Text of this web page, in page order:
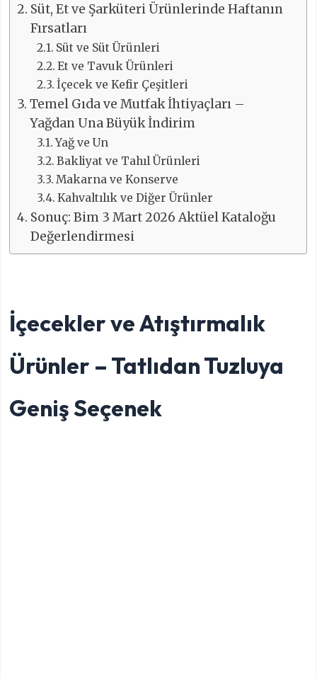
Süt, Et ve Şarküteri Ürünlerinde Haftanın
Fırsatları
Süt ve Süt Ürünleri
Et ve Tavuk Ürünleri
İçecek ve Kefir Çeşitleri
Temel Gıda ve Mutfak İhtiyaçları –
Yağdan Una Büyük İndirim
Yağ ve Un
Bakliyat ve Tahıl Ürünleri
Makarna ve Konserve
Kahvaltılık ve Diğer Ürünler
Sonuç: Bim 3 Mart 2026 Aktüel Kataloğu
Değerlendirmesi
İçecekler ve Atıştırmalık
Ürünler – Tatlıdan Tuzluya
Geniş Seçenek